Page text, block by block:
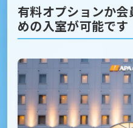
有料オプションか
めの入室が可能です